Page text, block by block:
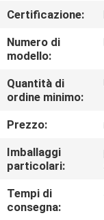
GIRO
DELLA
FABBRICA
CONTROLLO
DI
QUALITÀ
Certificazione:
Numero di
modello:
Quantità di
ordine minimo:
Prezzo:
Imballaggi
particolari:
Tempi di
consegna: